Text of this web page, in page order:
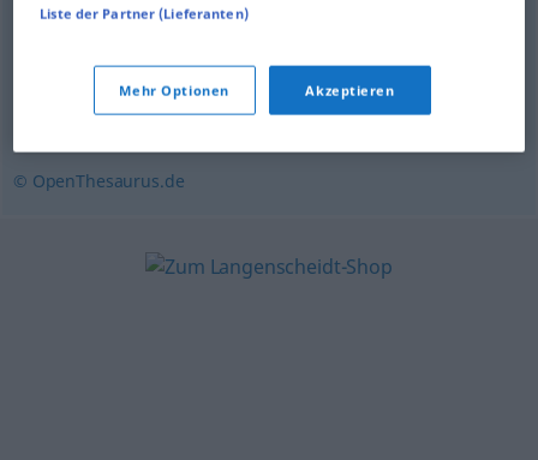
Dreikäsehoch (ugs.),Racker (ugs.)
Lausbub,Rotzlöffel (ugs.) ,Schlingel,
Rotznase (ugs.)
© OpenThesaurus.de
Liste der Partner (Lieferanten)
Mehr Optionen Akzeptieren